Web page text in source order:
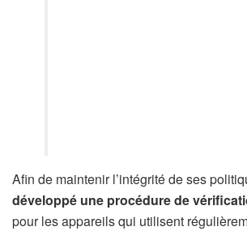
Afin de maintenir l’intégrité de ses
développé une procédure de
pour les appareils qui utilisent